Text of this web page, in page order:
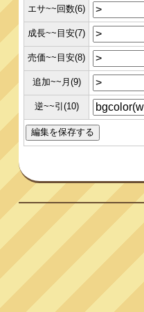
エサ~~回数(6)
成長~~目安(7)
売価~~目安(8)
追加~~月(9)
逆~~引(10)